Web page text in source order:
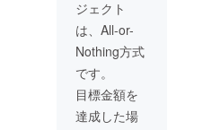
ボニー
17.Migh
ty lady
さき
18.Migh
フロイ
ド
19.Migh
フィン
10.MIG
HTY
レッド
11.MIG
ルー
12.MIG
HTY
宛にプ
ロジェ
クト終
了後す
いたし
ます。
各種No.
ディ
キャラ
のデジ
タル
のうち
の１つ
のデジ
後より、多くの
方々の目に触れ
るような形で
snsなどに写真
で掲載します。
まず初めに、プ
ロジェクトへの
ご支援を心から
載されるロゴは
他の支援者様の
メッセージやロ
ゴとご一緒によ
り最も目立つ形
で掲載されま
す。 皆様の温
かいご支援を常
ジェクト
は、All-or-
Nothing方式
です。
目標金額を
達成した場